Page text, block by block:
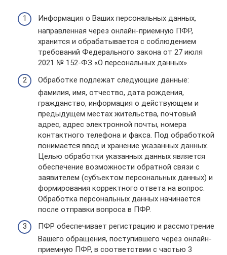
Информация о Ваших персональных данных,
направленная через онлайн-приемную ПФР,
хранится и обрабатывается с соблюдением
требований Федерального закона от 27 июля
2021 № 152-ФЗ «О персональных данных».
Обработке подлежат следующие данные:
фамилия, имя, отчество, дата рождения,
гражданство, информация о действующем и
предыдущем местах жительства, почтовый
адрес, адрес электронной почты, номера
контактного телефона и факса. Под обработкой
понимается ввод и хранение указанных данных.
Целью обработки указанных данных является
обеспечение возможности обратной связи с
заявителем (субъектом персональных данных) и
формирования корректного ответа на вопрос.
Обработка персональных данных начинается
после отправки вопроса в ПФР.
ПФР обеспечивает регистрацию и рассмотрение
Вашего обращения, поступившего через онлайн-
приемную ПФР, в соответствии с частью 3